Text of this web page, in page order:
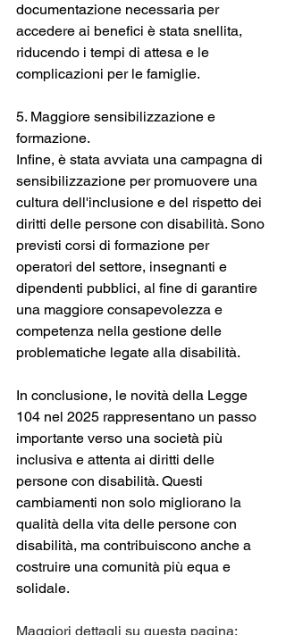
documentazione necessaria per
accedere ai benefici è stata snellita,
riducendo i tempi di attesa e le
complicazioni per le famiglie.
5. Maggiore sensibilizzazione e
formazione.
Infine, è stata avviata una campagna di
sensibilizzazione per promuovere una
cultura dell'inclusione e del rispetto dei
diritti delle persone con disabilità. Sono
previsti corsi di formazione per
operatori del settore, insegnanti e
dipendenti pubblici, al fine di garantire
una maggiore consapevolezza e
competenza nella gestione delle
problematiche legate alla disabilità.
In conclusione, le novità della Legge
104 nel 2025 rappresentano un passo
importante verso una società più
inclusiva e attenta ai diritti delle
persone con disabilità. Questi
cambiamenti non solo migliorano la
qualità della vita delle persone con
disabilità, ma contribuiscono anche a
costruire una comunità più equa e
solidale.
Maggiori dettagli su questa pagina: